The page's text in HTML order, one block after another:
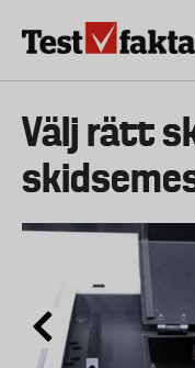
Huvudmeny
ny
Välj rätt